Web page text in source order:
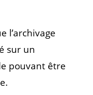
l’archivage
sur un
pouvant être